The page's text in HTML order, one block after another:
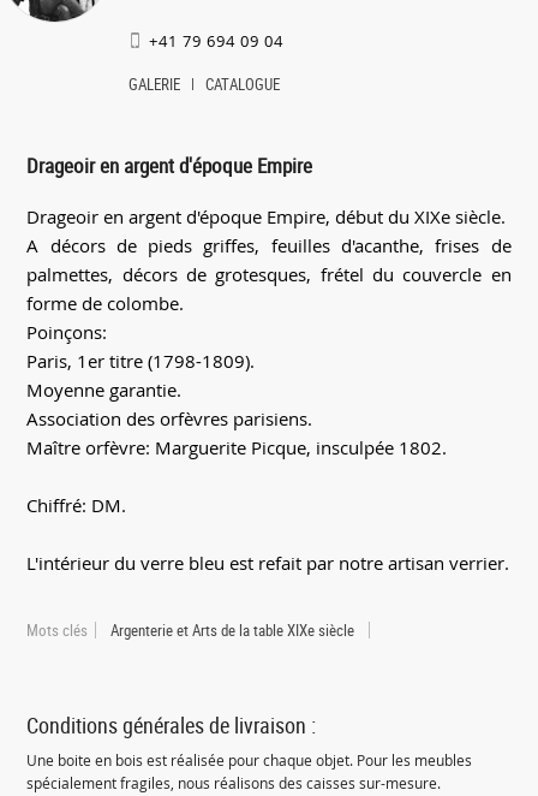
+41 79 694 09 04
GALERIE CATALOGUE
Drageoir en argent d'époque Empire
Drageoir en argent d'époque Empire, début du XIXe siècle.
A décors de pieds griffes, feuilles d'acanthe, frises de
palmettes, décors de grotesques, frétel du couvercle en
forme de colombe.
Poinçons:
Paris, 1er titre (1798-1809).
Moyenne garantie.
Association des orfèvres parisiens.
Maître orfèvre: Marguerite Picque, insculpée 1802.
Chiffré: DM.
L'intérieur du verre bleu est refait par notre artisan verrier.
Mots clés Argenterie et Arts de la table XIXe siècle
Conditions générales de livraison :
Une boite en bois est réalisée pour chaque objet. Pour les meubles
spécialement fragiles, nous réalisons des caisses sur-mesure.